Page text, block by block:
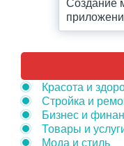
Красота и
Стройка и
Бизнес и
Товары и
Мода и стиль